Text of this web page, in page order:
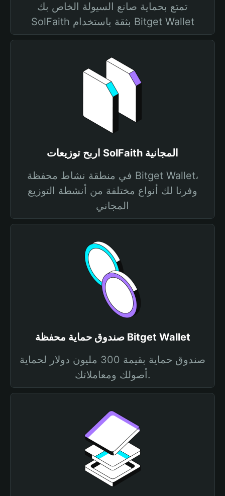
تمتع بحماية صانع السيولة الخاص بك
SolFaith بثقة باستخدام Bitget Wallet
اربح توزيعات SolFaith المجانية
في منطقة نشاط محفظة Bitget Wallet،
وفرنا لك أنواع مختلفة من أنشطة التوزيع
المجاني
صندوق حماية محفظة Bitget Wallet
صندوق حماية بقيمة 300 مليون دولار لحماية
أصولك ومعاملاتك.